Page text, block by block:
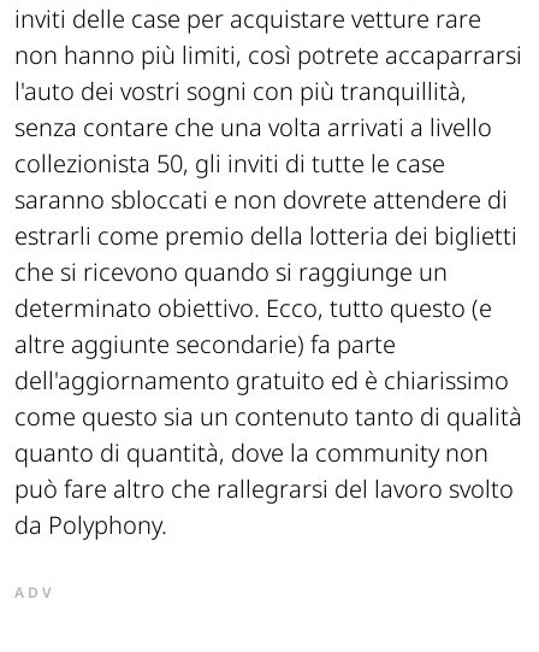
inviti delle case per acquistare vetture rare
non hanno più limiti, così potrete accaparrarsi
l'auto dei vostri sogni con più tranquillità,
senza contare che una volta arrivati a livello
collezionista 50, gli inviti di tutte le case
saranno sbloccati e non dovrete attendere di
estrarli come premio della lotteria dei biglietti
che si ricevono quando si raggiunge un
determinato obiettivo. Ecco, tutto questo (e
altre aggiunte secondarie) fa parte
dell'aggiornamento gratuito ed è chiarissimo
come questo sia un contenuto tanto di qualità
quanto di quantità, dove la community non
può fare altro che rallegrarsi del lavoro svolto
da Polyphony.
ADV